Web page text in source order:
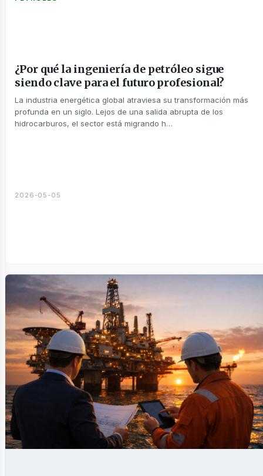
¿Por qué la ingeniería de petróleo sigue
siendo clave para el futuro profesional?
La industria energética global atraviesa su transformación más
profunda en un siglo. Lejos de una salida abrupta de los
hidrocarburos, el sector está migrando h…
2026-05-05